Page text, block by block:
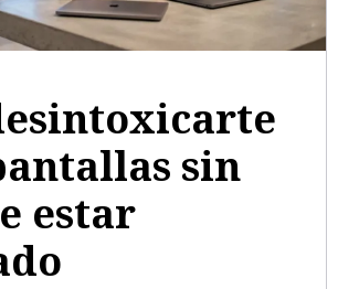
sin
estar